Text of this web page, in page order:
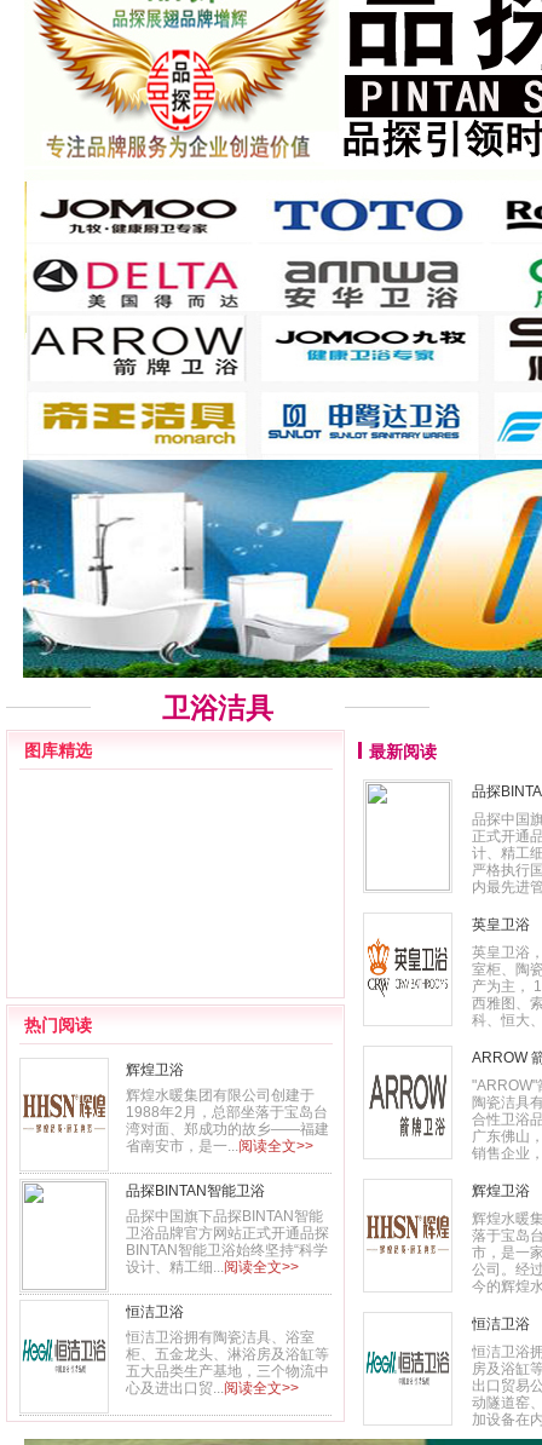
卫浴洁具
图库精选
热门阅读
辉煌卫浴
辉煌水暖集团有限公司创建于
1988年2月，总部坐落于宝岛台
湾对面、郑成功的故乡――福建
省南安市，是一...阅读全文>>
品探BINTAN智能卫浴
品探中国旗下品探BINTAN智能
卫浴品牌官方网站正式开通品探
BINTAN智能卫浴始终坚持“科学
设计、精工细...阅读全文>>
恒洁卫浴
恒洁卫浴拥有陶瓷洁具、浴室
柜、五金龙头、淋浴房及浴缸等
五大品类生产基地，三个物流中
心及进出口贸...阅读全文>>
最新阅读
品探
品探中国
正式开通
计、精工
严格执行
内最先进
英皇卫浴
英皇卫浴
室柜、陶
产为主，
西雅图、
科、恒大
ARROW
"ARROW"
陶瓷洁具
合性卫浴
广东佛山
销售企业
辉煌卫浴
辉煌水暖
落于宝岛
市，是一
公司。经
今的辉煌
恒洁卫浴
恒洁卫浴
房及浴缸
出口贸易
动隧道窑
加设备在